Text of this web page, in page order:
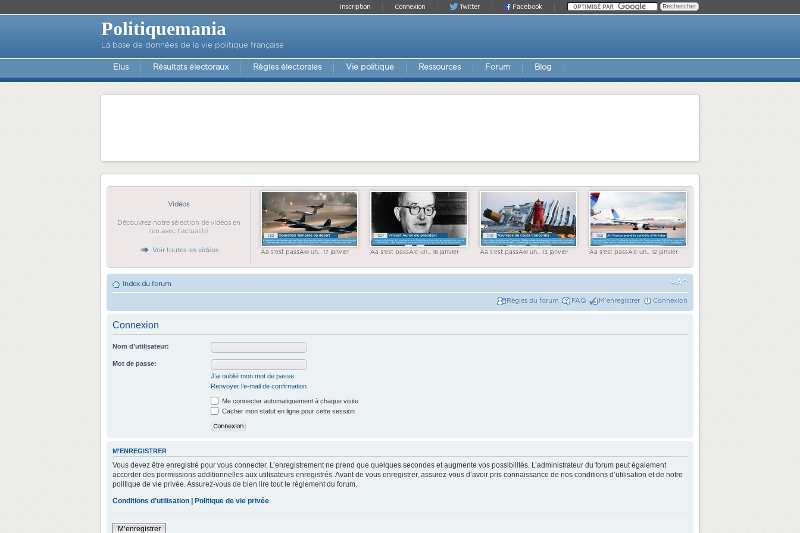
Facebook
Twitter
Connexion
Inscription
Politiquemania
La base de données de la vie politique française
Elus Résultats électoraux Règles électorales Vie politique Ressources Forum Blog
Vidéos
Découvrez notre sélection de vidéos en
lien avec l'actualité.
Voir toutes les vidéos Ãa s'est passÃ© un... 17 janvier Ãa s'est passÃ© un... 16 janvier Ãa s'est passÃ© un... 13 janvier Ãa s'est passÃ© un... 12 janvier
Index du forum
Règles du forum FAQ M’enregistrer Connexion
Connexion
Nom d’utilisateur:
Mot de passe:
J’ai oublié mon mot de passe
Renvoyer l’e-mail de confirmation
Me connecter automatiquement à chaque visite
Cacher mon statut en ligne pour cette session
M’ENREGISTRER
Vous devez être enregistré pour vous connecter. L’enregistrement ne prend que quelques secondes et augmente vos possibilités. L’administrateur du forum peut également
accorder des permissions additionnelles aux utilisateurs enregistrés. Avant de vous enregistrer, assurez-vous d’avoir pris connaissance de nos conditions d’utilisation et de notre
politique de vie privée. Assurez-vous de bien lire tout le règlement du forum.
Conditions d’utilisation | Politique de vie privée
M’enregistrer